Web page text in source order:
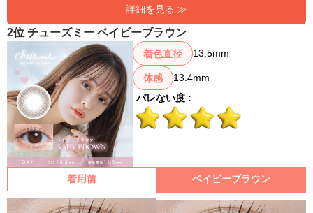
詳細を見る ≫
2位 チューズミー ベイビーブラウン
着色直径 13.5mm
体感
13.4mm
バレない度 :
着用前 ベイビーブラウン